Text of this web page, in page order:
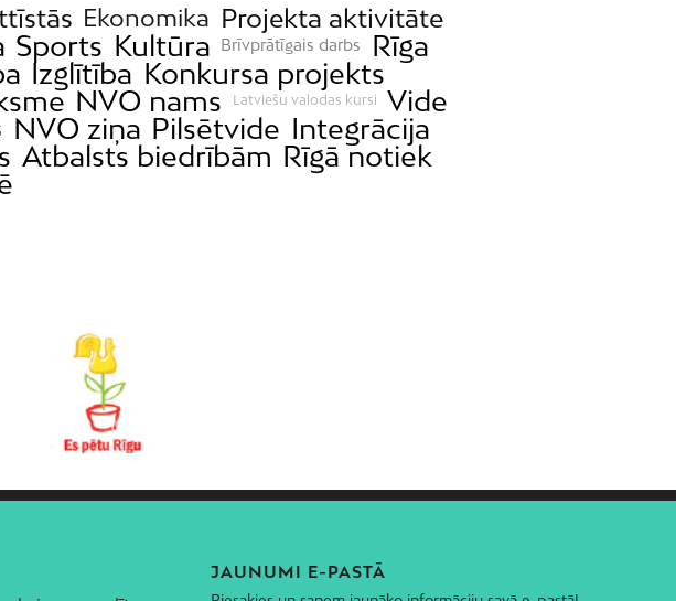
Ekonomika Projekta aktivitāte
Sports Kultūra Brīvprātīgais darbs
Rīga
Izglītība Konkursa projekts
NVO nams Latviešu valodas kursi
Vide
NVO ziņa Pilsētvide Integrācija
Atbalsts biedrībām Rīgā notiek
JAUNUMI E-PASTĀ